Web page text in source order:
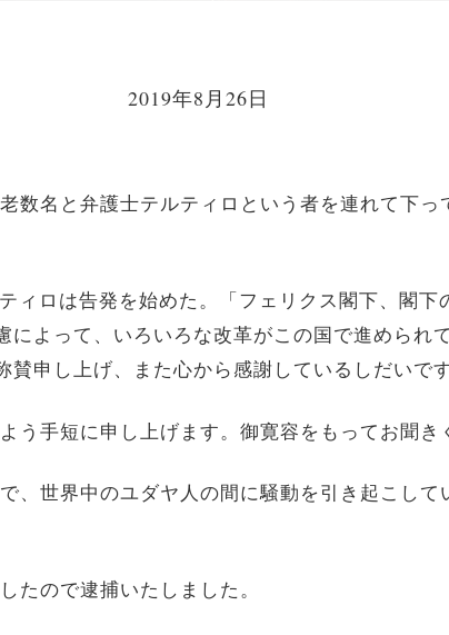
2019年8月26日
数名と弁護士テルティロという者を連れて下っ
ィロは告発を始めた。「フェリクス閣下、閣下
によって、いろいろな改革がこの国で進められ
申し上げ、また心から感謝しているしだいです
う手短に申し上げます。御寛容をもってお聞き
、世界中のユダヤ人の間に騒動を引き起こして
たので逮捕いたしました。